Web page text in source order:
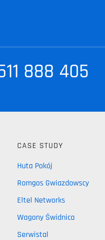
888 405
CASE STUDY
Huta Pokój
Romgos Gwiazdowscy
Eltel Networks
Wagony Świdnica
Serwistal